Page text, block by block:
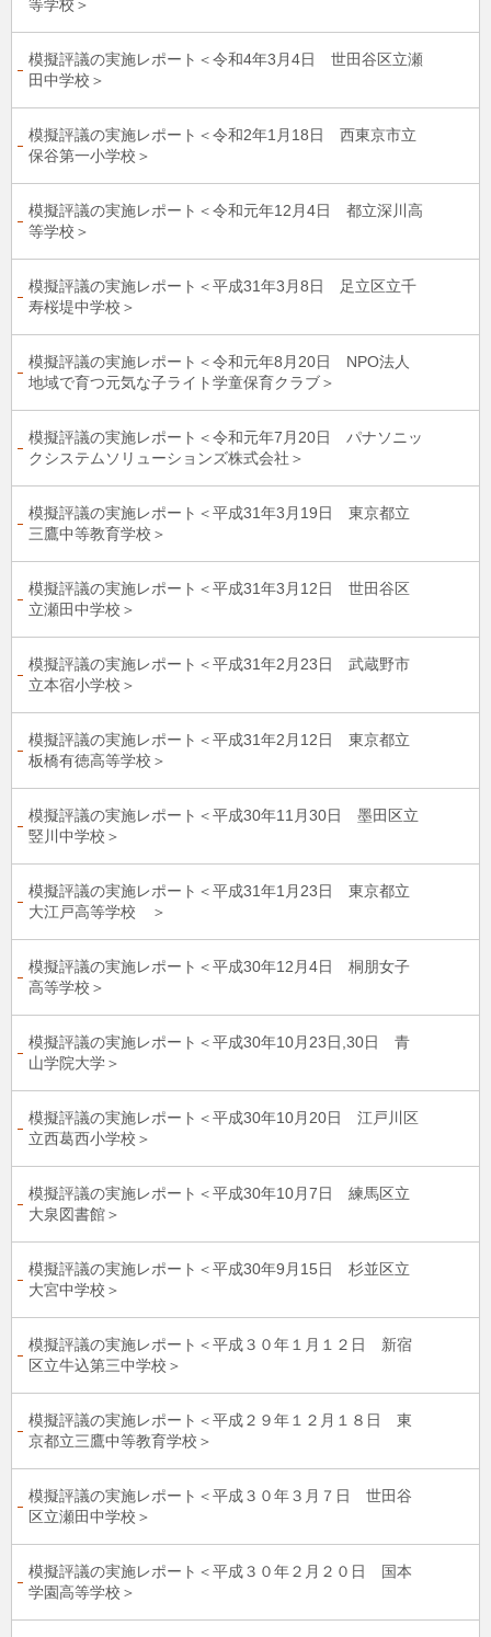
等学校＞
模擬評議の実施レポート＜令和4年3月4日 世田谷区立瀬
田中学校＞
模擬評議の実施レポート＜令和2年1月18日 西東京市立
保谷第一小学校＞
模擬評議の実施レポート＜令和元年12月4日 都立深川高
等学校＞
模擬評議の実施レポート＜平成31年3月8日 足立区立千
寿桜堤中学校＞
模擬評議の実施レポート＜令和元年8月20日 NPO法人
地域で育つ元気な子ライト学童保育クラブ＞
模擬評議の実施レポート＜令和元年7月20日 パナソニッ
クシステムソリューションズ株式会社＞
模擬評議の実施レポート＜平成31年3月19日 東京都立
三鷹中等教育学校＞
模擬評議の実施レポート＜平成31年3月12日 世田谷区
立瀬田中学校＞
模擬評議の実施レポート＜平成31年2月23日 武蔵野市
立本宿小学校＞
模擬評議の実施レポート＜平成31年2月12日 東京都立
板橋有徳高等学校＞
模擬評議の実施レポート＜平成30年11月30日 墨田区立
竪川中学校＞
模擬評議の実施レポート＜平成31年1月23日 東京都立
大江戸高等学校 ＞
模擬評議の実施レポート＜平成30年12月4日 桐朋女子
高等学校＞
模擬評議の実施レポート＜平成30年10月23日,30日 青
山学院大学＞
模擬評議の実施レポート＜平成30年10月20日 江戸川区
立西葛西小学校＞
模擬評議の実施レポート＜平成30年10月7日 練馬区立
大泉図書館＞
模擬評議の実施レポート＜平成30年9月15日 杉並区立
大宮中学校＞
模擬評議の実施レポート＜平成３０年１月１２日 新宿
区立牛込第三中学校＞
模擬評議の実施レポート＜平成２９年１２月１８日 東
京都立三鷹中等教育学校＞
模擬評議の実施レポート＜平成３０年３月７日 世田谷
区立瀬田中学校＞
模擬評議の実施レポート＜平成３０年２月２０日 国本
学園高等学校＞